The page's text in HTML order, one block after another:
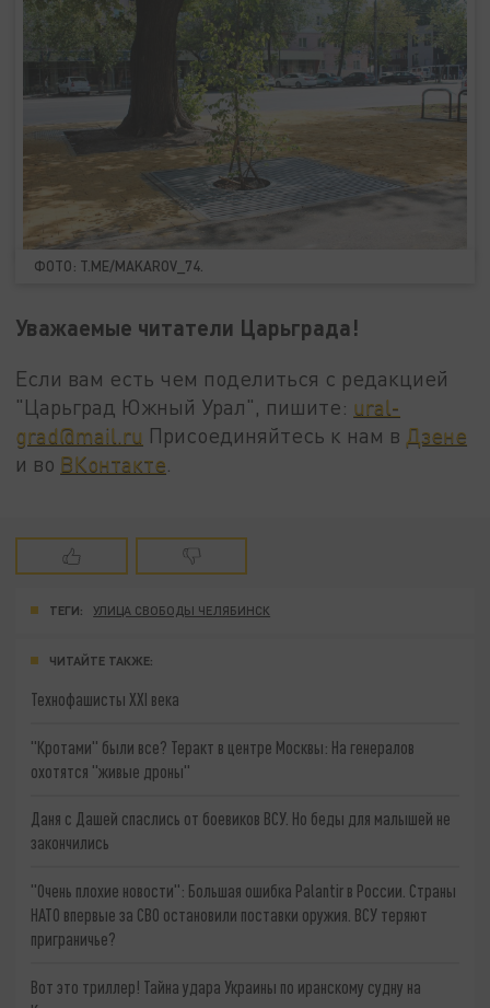
ФОТО: T.ME/MAKAROV_74.
Уважаемые читатели Царьграда!
Если вам есть чем поделиться с редакцией
"Царьград Южный Урал", пишите: ural-
grad@mail.ru Присоединяйтесь к нам в Дзене
и во ВКонтакте
ТЕГИ: УЛИЦА СВОБОДЫ ЧЕЛЯБИНСК
ЧИТАЙТЕ ТАКЖЕ:
Технофашисты XXI века
"Кротами" были все? Теракт в центре Москвы: На генералов
охотятся "живые дроны"
Даня с Дашей спаслись от боевиков ВСУ. Но беды для малышей не
закончились
"Очень плохие новости": Большая ошибка Palantir в России. Страны
НАТО впервые за СВО остановили поставки оружия. ВСУ теряют
приграничье?
Вот это триллер! Тайна удара Украины по иранскому судну на